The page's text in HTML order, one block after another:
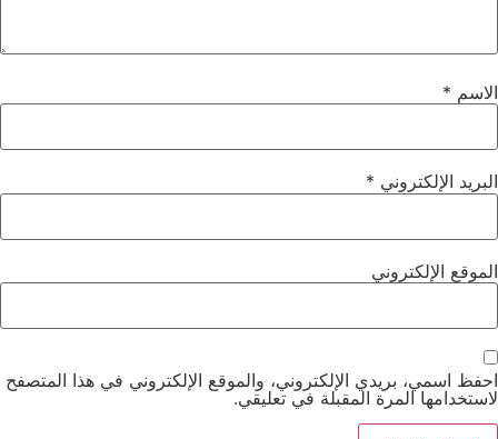
الاسم *
البريد الإلكتروني *
الموقع الإلكتروني
احفظ اسمي، بريدي الإلكتروني، والموقع الإلكتروني في هذا المتصفح
لاستخدامها المرة المقبلة في تعليقي.